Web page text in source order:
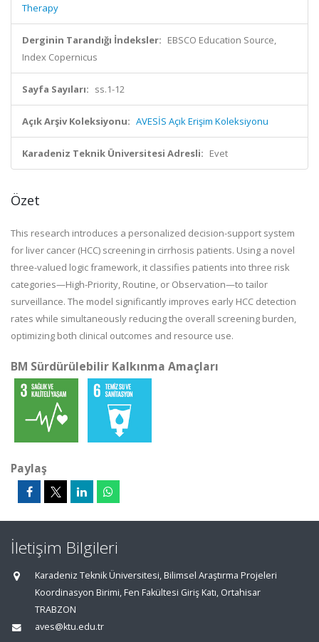
Therapy
Derginin Tarandığı İndeksler: EBSCO Education Source,
Index Copernicus
Sayfa Sayıları: ss.1-12
Açık Arşiv Koleksiyonu: AVESİS Açık Erişim Koleksiyonu
Karadeniz Teknik Üniversitesi Adresli: Evet
Özet
This research introduces a personalized decision-support system
for liver cancer (HCC) screening in cirrhosis patients. Using a novel
three-valued logic framework, it classifies patients into three risk
categories—High-Priority, Routine, or Observation—to tailor
surveillance. The model significantly improves early HCC detection
rates while simultaneously reducing the overall screening burden,
optimizing both clinical outcomes and resource use.
BM Sürdürülebilir Kalkınma Amaçları
Paylaş
İletişim Bilgileri
Karadeniz Teknik Üniversitesi, Bilimsel Araştırma Projeleri
Koordinasyon Birimi, Fen Fakültesi Giriş Katı, Ortahisar
TRABZON
aves@ktu.edu.tr